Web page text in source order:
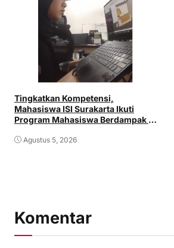
Tingkatkan Kompetensi,
Mahasiswa ISI Surakarta Ikuti
Program Mahasiswa Berdampak di
Agustus 5, 2026
Komentar